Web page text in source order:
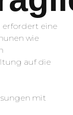
erfordert eine
wie
auf die
mit